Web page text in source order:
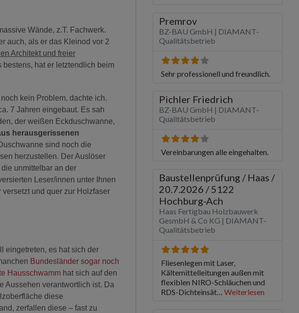
Wände, z.T. Fachwerk.
auch, als er das Kleinod vor 2
Architekt und freier
hat er letztendlich beim
kein Problem, dachte ich.
7 Jahren eingebaut. Es sah
der weißen Eckduschwanne,
herausgerissenen
sind noch die
herzustellen. Der Auslöser
unmittelbar an der
Leser/innen unter Ihnen
und quer zur Holzfaser
eingetreten, es hat sich der
Bundesländer sogar noch
Hausschwamm hat sich auf den
Aussehen verantwortlich ist. Da
diese
zerfallen diese – fast zu